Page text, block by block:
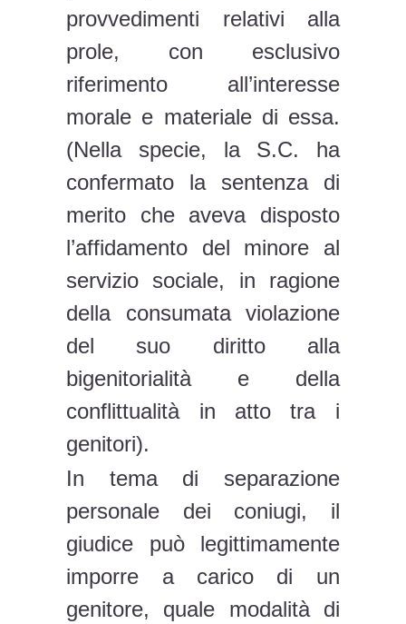
provvedimenti relativi alla
prole, con esclusivo
riferimento all’interesse
morale e materiale di essa.
(Nella specie, la S.C. ha
confermato la sentenza di
merito che aveva disposto
l’affidamento del minore al
servizio sociale, in ragione
della consumata violazione
del suo diritto alla
bigenitorialità e della
conflittualità in atto tra i
genitori).
In tema di separazione
personale dei coniugi, il
giudice può legittimamente
imporre a carico di un
genitore, quale modalità di